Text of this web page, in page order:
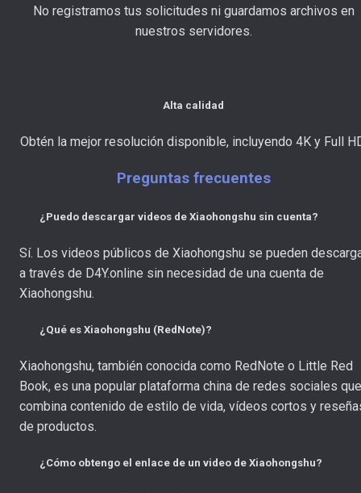
No registramos tus solicitudes ni guardamos archivos en
nuestros servidores.
Alta calidad
Obtén la mejor resolución disponible, incluyendo 4K y Full
Preguntas frecuentes
¿Puedo descargar videos de Xiaohongshu sin cuenta?
Sí. Los videos públicos de Xiaohongshu se pueden
a través de D4Y.online sin necesidad de una cuenta de
Xiaohongshu.
¿Qué es Xiaohongshu (RedNote)?
Xiaohongshu, también conocida como RedNote o Little Red
Book, es una popular plataforma china de redes sociales que
combina contenido de estilo de vida, vídeos cortos y
de productos.
¿Cómo obtengo el enlace de un video de Xiaohongshu?